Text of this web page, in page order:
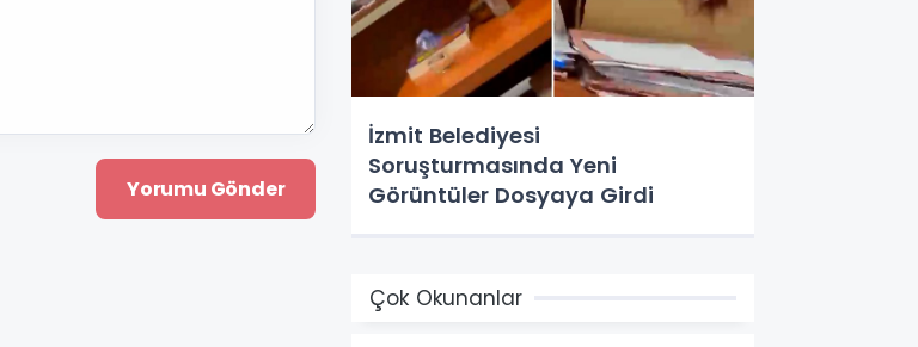
İzmit Belediyesi
Soruşturmasında Yeni
Görüntüler Dosyaya Girdi
Çok Okunanlar